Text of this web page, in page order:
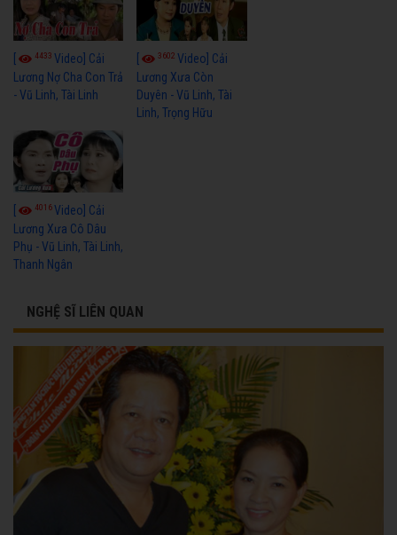
4433 Video] Cải
Lương Nợ Cha Con Trả
- Vũ Linh, Tài Linh
3602Video] Cải
Lương Xưa Còn
Duyên - Vũ Linh, Tài
Linh, Trọng Hữu
4016Video] Cải
Lương Xưa Cô Dâu
Phụ - Vũ Linh, Tài Linh,
Thanh Ngân
NGHỆ SĨ LIÊN QUAN